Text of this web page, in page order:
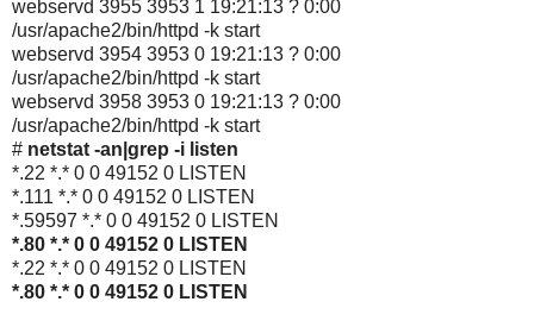
webservd 3955 3953 1 19:21:13 ? 0:00
/usr/apache2/bin/httpd -k start
webservd 3954 3953 0 19:21:13 ? 0:00
/usr/apache2/bin/httpd -k start
webservd 3958 3953 0 19:21:13 ? 0:00
/usr/apache2/bin/httpd -k start
# netstat -an|grep -i listen
*.22 *.* 0 0 49152 0 LISTEN
*.111 *.* 0 0 49152 0 LISTEN
*.59597 *.* 0 0 49152 0 LISTEN
*.80 *.* 0 0 49152 0 LISTEN
*.22 *.* 0 0 49152 0 LISTEN
*.80 *.* 0 0 49152 0 LISTEN